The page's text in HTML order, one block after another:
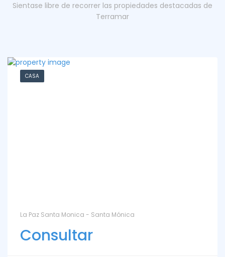
Sientase libre de recorrer las propiedades destacadas de
Terramar
CASA
La Paz Santa Monica - Santa Mónica
Consultar